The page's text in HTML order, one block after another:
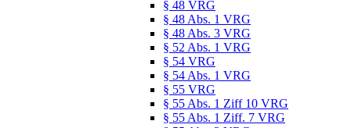
§ 48 VRG
§ 48 Abs. 1 VRG
§ 48 Abs. 3 VRG
§ 52 Abs. 1 VRG
§ 54 VRG
§ 54 Abs. 1 VRG
§ 55 VRG
§ 55 Abs. 1 Ziff 10 VRG
§ 55 Abs. 1 Ziff. 7 VRG